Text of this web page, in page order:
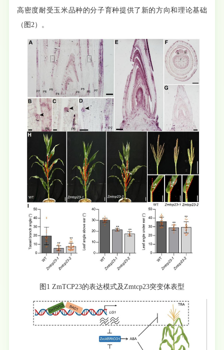
高密度耐受玉米品种的分子育种提供了新的方向和理论基础
（图2）。
图1 ZmTCP23的表达模式及Zmtcp23突变体表型